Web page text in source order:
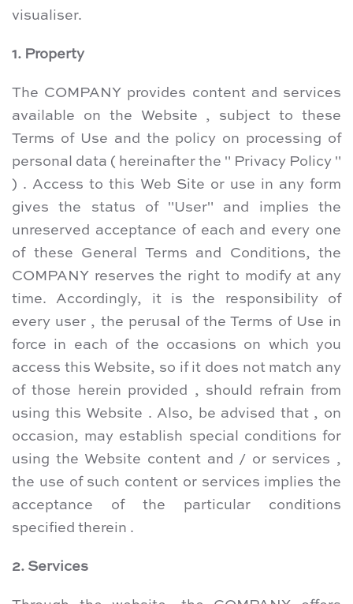
visualiser.
1. Property
The COMPANY provides content and services
available on the Website , subject to these
Terms of Use and the policy on processing of
personal data ( hereinafter the " Privacy Policy "
) . Access to this Web Site or use in any form
gives the status of "User" and implies the
unreserved acceptance of each and every one
of these General Terms and Conditions, the
COMPANY reserves the right to modify at any
time. Accordingly, it is the responsibility of
every user , the perusal of the Terms of Use in
force in each of the occasions on which you
access this Website, so if it does not match any
of those herein provided , should refrain from
using this Website . Also, be advised that , on
occasion, may establish special conditions for
using the Website content and / or services ,
the use of such content or services implies the
acceptance of the particular conditions
specified therein .
2. Services